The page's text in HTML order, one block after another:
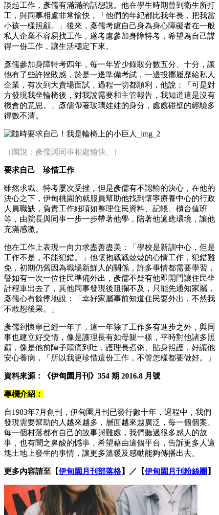
談起工作，彥儒有滿滿的話想說。他在學生時期曾到衛生所打
工，與同事相處非常愉快，「他們的年紀都比我年長，把我當
小孩一樣照顧。」後來，彥儒考慮自己身為身心障礙者在一般
私人企業不容易找工作，遂考慮參加身障特考，希望為自己謀
得一份工作，讓生活穩定下來。
彥儒參加身障特考四年，每一年皆少錄取分數五分、十分，讓
他有了些許挫敗感，於是一邊準備考試，一邊投擲履歷給私人
企業，有次到大賣場面試，過程一切都順利，他說：「可是對
方發現我坐輪椅後，對我說需要和主管報告，我知道這是沒有
機會的意思。」彥儒帶著玻璃娃娃的身分，處處碰壁的經驗多
得數不清。
（圖說：彥儒與同事相處愉快。）
要求自己 珍惜工作
雖然求職、特考屢次受挫，但是彥儒有不認輸的決心，在他的
決心之下，伊甸桃園的就服員幫助他找到懷寧療養中心的行政
人員職缺，負責工作細項如整理住民資料、記帳、櫃台值班
等，由院長與同事一步一步帶著他學，陪著他適應環境，讓他
充滿感激。
他在工作上表現一向力求盡善盡美：「學校是新訓中心，但是
工作不是，不能犯錯。」他懷抱戰戰兢兢的心情工作，犯錯難
免，初期仍舊因為職場新鮮人的關係，許多事情都需要學習，
譬如有一次一位住民準備外出，彥儒不疑有他即開門讓住民坐
計程車出去了，其他同事發現後阻攔不及，只能先通知家屬，
彥儒心有餘悸地說：「幸好家屬事前知道住民要外出，不然我
不敢想後果。」
彥儒到懷寧已經一年了，這一年除了工作多有進步之外，與同
事也建立好交情，像是護理長有如母親一樣，平時對他諸多照
顧，像是他前陣子頭痛到吐，護理長煮粥、貼身照護，好讓他
安心養病，「所以我更珍惜這份工作，不管怎樣都要做好。」
資料來源：《伊甸園月刊》 354 期 2016.8 月號
專欄介紹：
自1983年7月創刊，伊甸園月刊已發行數十年，過程中，我們
發現需要幫助的人越來越多，層面越來越廣泛，每一個個案、
每一個村落都有自己的故事與難處，我們聽過很多感人的故
事，也有聞之鼻酸的憾事，希望藉由這個平台，告訴更多人這
塊土地上發生的事情，讓更多溫暖及感動能夠傳播出去。
更多內容請至【伊甸園月刊部落格】／【伊甸園月刊粉絲團 】